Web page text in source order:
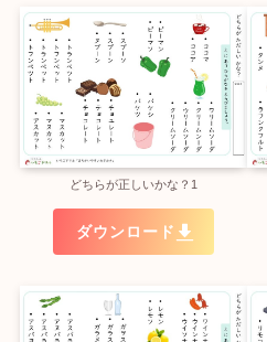
どちらが正しいかな？1
ダウンロード